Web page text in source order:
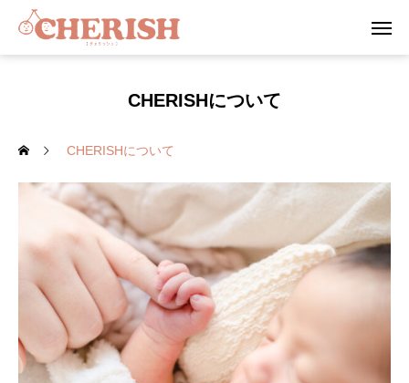
CHERISHについて
CHERISHについて